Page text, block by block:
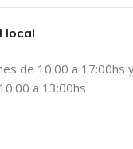
local
de 10:00 a 17:00hs
a 13:00hs